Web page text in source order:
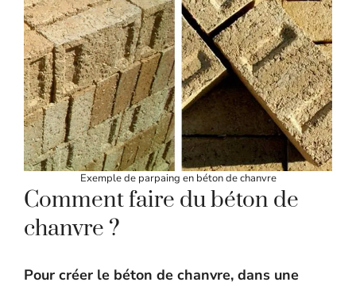
Exemple de parpaing en béton de chanvre
Comment faire du béton de
chanvre ?
Pour créer le béton de chanvre, dans une